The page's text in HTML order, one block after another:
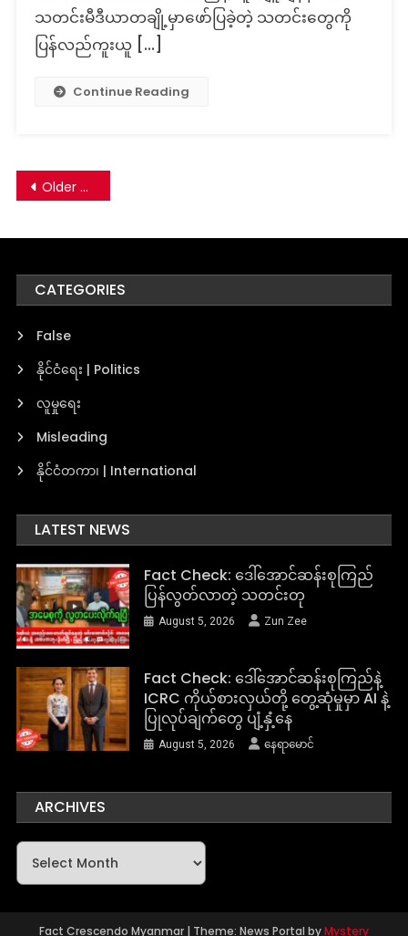
သတင်းမီဒီယာတချို့မှာဖော်ပြခဲ့တဲ့ သတင်းတွေကို
ပြန်လည်ကူးယူ […]
Continue Reading
Posts
Older posts
CATEGORIES
False
နိုင်ငံရေး | Politics
လူမှုရေး
Misleading
နိုင်ငံတကာ၊ | International
LATEST NEWS
Fact Check: ဒေါ်အောင်ဆန်းစုကြည်
ပြန်လွတ်လာတဲ့ သတင်းတု
August 5, 2026 Zun Zee
Fact Check: ဒေါ်အောင်ဆန်းစုကြည်နဲ့
ICRC ကိုယ်စားလှယ်တို့ တွေ့ဆုံမှုမှာ AI နဲ့
ပြုလုပ်ချက်တွေ ပျံ့နှံ့နေ
August 5, 2026 နေရာမောင်
ARCHIVES
Archives
Fact Crescendo Myanmar | Theme: News Portal byMystery